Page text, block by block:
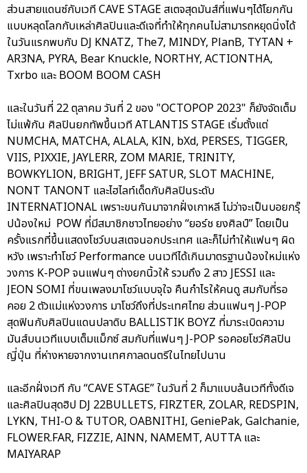
ส่วนสายแดนซ์กับเวที CAVE STAGE สเตจสุดมันส์ที่แฟนๆได้โยกกัน
แบบหลุดโลกกับเหล่าศิลปินและดีเจที่ทำให้ทุกคนไม่สามารถหยุดนิ่งได้
ในวันแรกพบกับ DJ KNATZ, The7, MINDY, PlanB, TYTAN +
AR3NA, PYRA, Bear Knuckle, NORTHY, ACTIONTHA,
Txrbo และ BOOM BOOM CASH
และในวันที่ 22 ตุลาคม วันที่ 2 ของ "OCTOPOP 2023" ก็ยังจัดเต็ม
ไม่แพ้กัน ศิลปินยกทัพขึ้นเวที ATLANTIS STAGE เริ่มตั้งแต่
NUMCHA, MATCHA, ALALA, KIN, bXd, PERSES, TIGGER,
VIIS, PIXXIE, JAYLERR, ZOM MARIE, TRINITY,
BOWKYLION, BRIGHT, JEFF SATUR, SLOT MACHINE,
NONT TANONT และไฮไลท์เด็ดกับศิลปินระดับ
INTERNATIONAL เพราะขนกันมาจากฝั่งเกาหลี ไม่ว่าจะเป็นบอยกรุ๊
ปน้องใหม่ POW ที่มีสมาชิกชาวไทยอย่าง “ยอร์ช ยงศิลป์” โดยเป็น
ครั้งแรกที่ขึ้นแสดงโชว์บนสเตจนอกประเทศ และก็ไม่ทำให้แฟนๆ ผิด
หวัง เพราะทำโชว์ Performance บนเวทีได้เกินมาตรฐานน้องใหม่แห่ง
วงการ K-POP จนแฟนๆ ต่างยกนิ้วให้ รวมถึง 2 สาว JESSI และ
JEON SOMI ที่ขนเพลงมาโชว์แบบจุใจ คืนกำไรให้คนดู สมกับที่รอ
คอย 2 ตัวแม่แห่งวงการ มาโชว์ถึงที่ประเทศไทย ส่วนแฟนๆ J-POP
สุดฟินกับศิลปินแดนปลาดิบ BALLISTIK BOYZ ที่มาระเบิดความ
มันส์บนเวทีแบบเต็มแม็กซ์ สมกับที่แฟนๆ J-POP รอคอยโชว์ศิลปิน
ญี่ปุ่น ที่ห่างหายจากงานเทศกาลดนตรีในไทยไปนาน
และอีกฝั่งเวที กับ “CAVE STAGE” ในวันที่ 2 ก็มาแบบล้นเวทีทั้งดีเจ
และศิลปินสุดฮิป DJ 22BULLETS, FIRZTER, ZOLAR, REDSPIN,
LYKN, THI-O & TUTOR, OABNITHI, GeniePak, Galchanie,
FLOWER.FAR, FIZZIE, AINN, NAMEMT, AUTTA และ
MAIYARAP